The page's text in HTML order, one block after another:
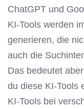
ChatGPT und
KI-Tools werden
generieren, die
auch die
Das bedeutet
du diese KI-Tools
KI-Tools bei